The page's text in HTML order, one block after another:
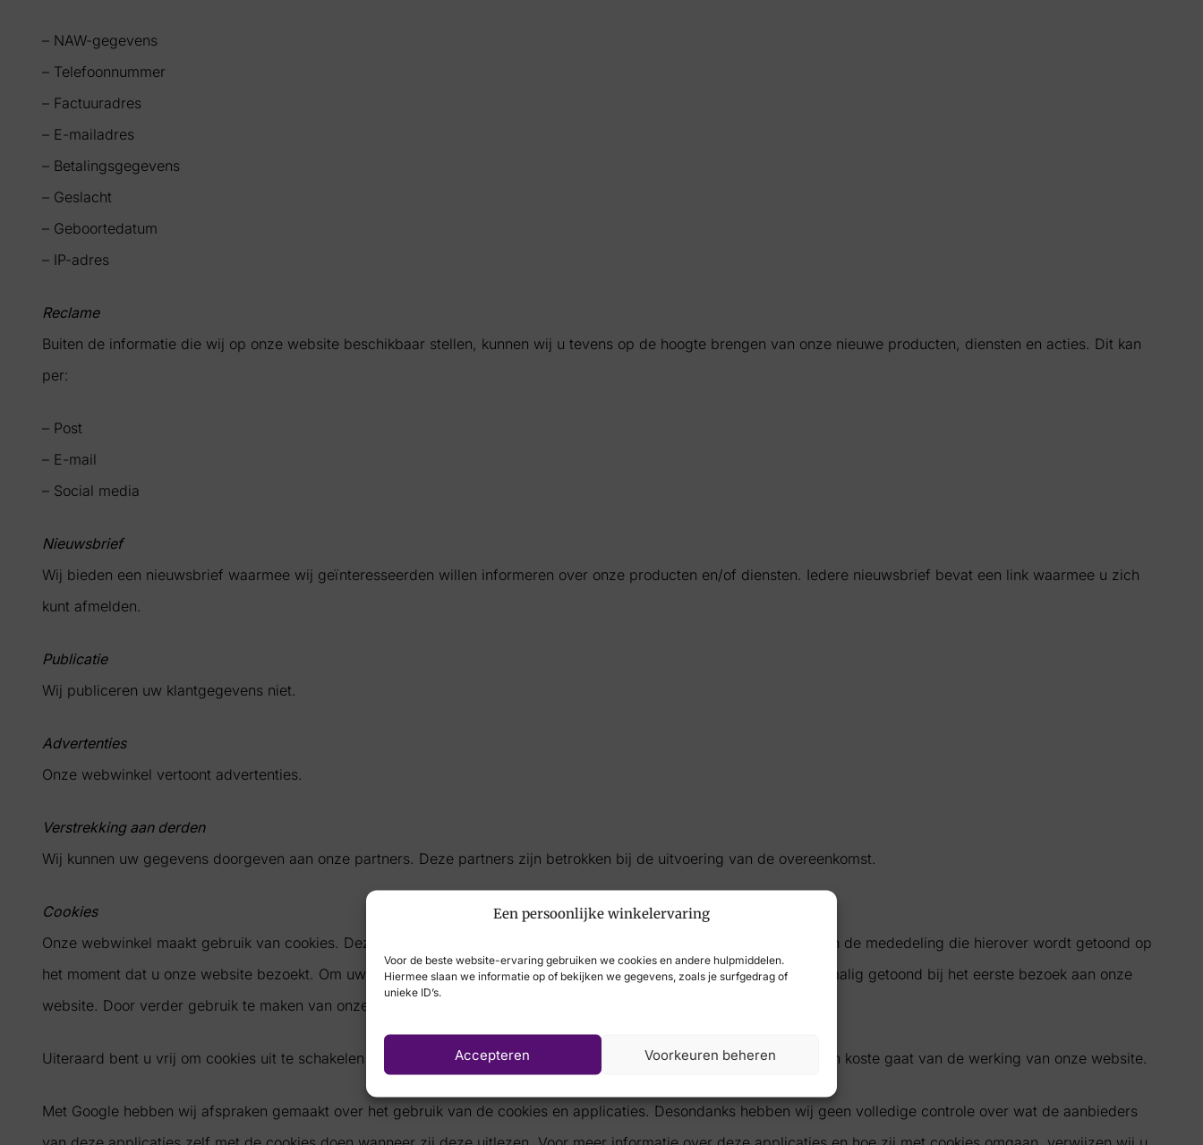
Een persoonlijke winkelervaring
Voor de beste website-ervaring gebruiken we cookies en andere hulpmiddelen.
Hiermee slaan we informatie op of bekijken we gegevens, zoals je surfgedrag of
unieke ID’s.
Accepteren Voorkeuren beheren
– NAW-gegevens
– Telefoonnummer
– Factuuradres
– E-mailadres
– Betalingsgegevens
– Geslacht
– Geboortedatum
– IP-adres
Reclame
Buiten de informatie die wij op onze website beschikbaar stellen, kunnen wij u tevens op de hoogte brengen van onze nieuwe producten, diensten en acties. Dit kan
per:
– Post
– E-mail
– Social media
Nieuwsbrief
Wij bieden een nieuwsbrief waarmee wij geïnteresseerden willen informeren over onze producten en/of diensten. Iedere nieuwsbrief bevat een link waarmee u zich
kunt afmelden.
Publicatie
Wij publiceren uw klantgegevens niet.
Advertenties
Onze webwinkel vertoont advertenties.
Verstrekking aan derden
Wij kunnen uw gegevens doorgeven aan onze partners. Deze partners zijn betrokken bij de uitvoering van de overeenkomst.
Cookies
Onze webwinkel maakt gebruik van cookies. Deze worden zowel door ons als door Google geplaatst. U herkent dit aan de mededeling die hierover wordt getoond op
het moment dat u onze website bezoekt. Om uw gebruiksgemak te optimaliseren wordt deze mededeling slechts eenmalig getoond bij het eerste bezoek aan onze
website. Door verder gebruik te maken van onze website gaat u hier automatisch mee akkoord.
Uiteraard bent u vrij om cookies uit te schakelen middels uw browser. Houd er in dit geval wel rekening mee dat dit ten koste gaat van de werking van onze website.
Met Google hebben wij afspraken gemaakt over het gebruik van de cookies en applicaties. Desondanks hebben wij geen volledige controle over wat de aanbieders